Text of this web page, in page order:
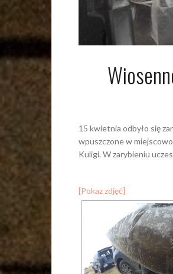
15 kwietnia odbyło się
wpuszczone w
Kuligi. W zarybieniu
[Pokaz zdjęć]